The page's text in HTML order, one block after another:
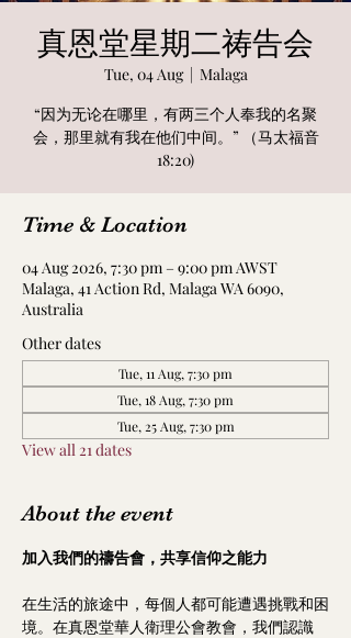
真恩堂星期二祷告会
Tue, 04 Aug
  |
Malaga
“因为无论在哪里，有两三个人奉我的名聚
会，那里就有我在他们中间。” （马太福音
18:20)
Time & Location
04 Aug 2026, 7:30 pm – 9:00 pm AWST
Malaga, 41 Action Rd, Malaga WA 6090,
Australia
Other dates
Tue, 11 Aug, 7:30 pm
Tue, 18 Aug, 7:30 pm
Tue, 25 Aug, 7:30 pm
View all 21 dates
About the event
加入我們的禱告會，共享信仰之能力
在生活的旅途中，每個人都可能遭遇挑戰和困
境。在真恩堂華人衛理公會教會，我們認識